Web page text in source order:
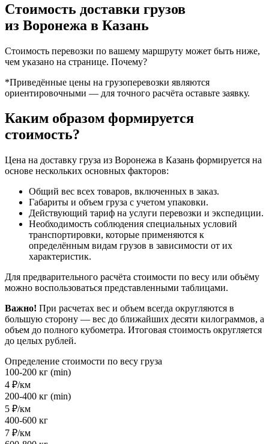
Стоимость доставки грузов
из Воронежа в Казань
Стоимость перевозки по вашему маршруту может быть ниже,
чем указано на странице. Почему?
*Приведённые цены на грузоперевозки являются
ориентировочными — для точного расчёта оставьте заявку.
Каким образом формируется
стоимость?
Цена на доставку груза из Воронежа в Казань формируется на
основе нескольких основных факторов:
Общий вес всех товаров, включенных в заказ.
Габариты и объем груза с учетом упаковки.
Действующий тариф на услуги перевозки и экспедиции.
Необходимость соблюдения специальных условий
транспортировки, которые применяются к
определённым видам грузов в зависимости от их
характеристик.
Для предварительного расчёта стоимости по весу или объёму
можно воспользоваться представленными таблицами.
Важно! При расчетах вес и объем всегда округляются в
большую сторону — вес до ближайших десяти килограммов, а
объем до полного кубометра. Итоговая стоимость округляется
до целых рублей.
Определение стоимости по весу груза
100-200 кг (min)
4 ₽/км
200-400 кг (min)
5 ₽/км
400-600 кг
7 ₽/км